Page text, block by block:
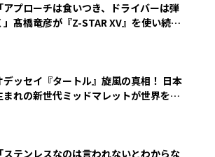
「アプローチは食いつき、ドライバーは弾
」髙橋竜彦が『Z-STAR XV』を使い続け
デッセイ『タートル』旋風の真相！ 日本
まれの新世代ミッドマレットが世界を席
「ステンレスなのは言われないとわからな